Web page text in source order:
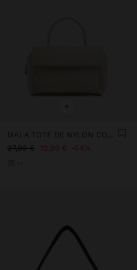
+
MALA TOTE DE NYLON COM ABA DUPLA
27,99 €
12,99 € 54%